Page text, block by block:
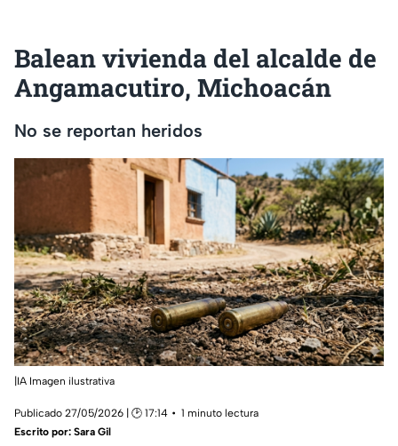
Balean vivienda del alcalde de
Angamacutiro, Michoacán
No se reportan heridos
|IA Imagen ilustrativa
Publicado 27/05/2026 | 🕑 17:14
1 minuto lectura
Escrito por: Sara Gil